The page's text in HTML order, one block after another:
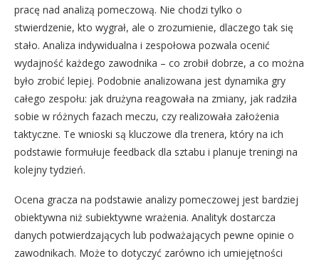
pracę nad analizą pomeczową. Nie chodzi tylko o
stwierdzenie, kto wygrał, ale o zrozumienie, dlaczego tak się
stało. Analiza indywidualna i zespołowa pozwala ocenić
wydajność każdego zawodnika – co zrobił dobrze, a co można
było zrobić lepiej. Podobnie analizowana jest dynamika gry
całego zespołu: jak drużyna reagowała na zmiany, jak radziła
sobie w różnych fazach meczu, czy realizowała założenia
taktyczne. Te wnioski są kluczowe dla trenera, który na ich
podstawie formułuje feedback dla sztabu i planuje treningi na
kolejny tydzień.
Ocena gracza na podstawie analizy pomeczowej jest bardziej
obiektywna niż subiektywne wrażenia. Analityk dostarcza
danych potwierdzających lub podważających pewne opinie o
zawodnikach. Może to dotyczyć zarówno ich umiejętności